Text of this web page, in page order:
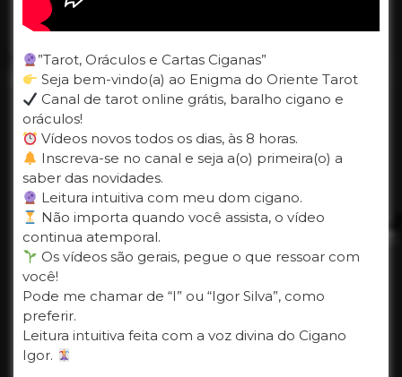
”Tarot, Oráculos e Cartas Ciganas”
Seja bem-vindo(a) ao Enigma do Oriente Tarot
Canal de tarot online grátis, baralho cigano e
oráculos!
Vídeos novos todos os dias, às 8 horas.
Inscreva-se no canal e seja a(o) primeira(o) a
saber das novidades.
Leitura intuitiva com meu dom cigano.
Não importa quando você assista, o vídeo
continua atemporal.
Os vídeos são gerais, pegue o que ressoar com
você!
Pode me chamar de “I” ou “Igor Silva”, como
preferir.
Leitura intuitiva feita com a voz divina do Cigano
Igor.